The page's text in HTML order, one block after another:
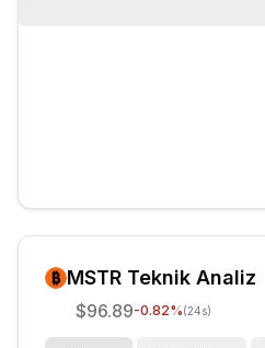
MSTR Teknik Analiz
$96.89-0.82%(24s)